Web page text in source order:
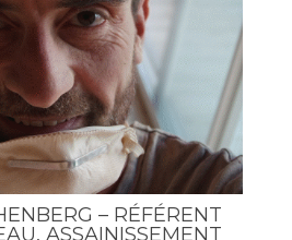
– RÉFÉRENT
ASSAINISSEMENT